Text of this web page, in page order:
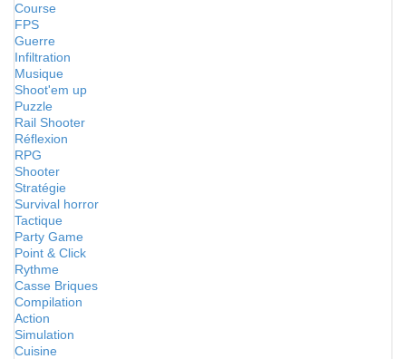
Course
FPS
Guerre
Infiltration
Musique
Shoot'em up
Puzzle
Rail Shooter
Réflexion
RPG
Shooter
Stratégie
Survival horror
Tactique
Party Game
Point & Click
Rythme
Casse Briques
Compilation
Action
Simulation
Cuisine